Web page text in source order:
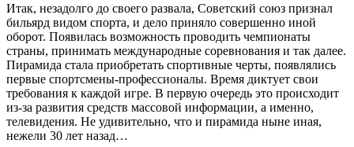
Итак, незадолго до своего развала, Советский союз признал
бильярд видом спорта, и дело приняло совершенно иной
оборот. Появилась возможность проводить чемпионаты
страны, принимать международные соревнования и так далее.
Пирамида стала приобретать спортивные черты, появлялись
первые спортсмены-профессионалы. Время диктует свои
требования к каждой игре. В первую очередь это происходит
из-за развития средств массовой информации, а именно,
телевидения. Не удивительно, что и пирамида ныне иная,
нежели 30 лет назад…